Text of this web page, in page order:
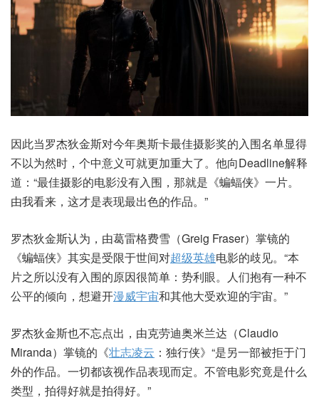
因此当罗杰狄金斯对今年奥斯卡最佳摄影奖的入围名单显得
不以为然时，个中意义可就更加重大了。他向Deadline解释
道：“最佳摄影的电影没有入围，那就是《蝙蝠侠》一片。
由我看来，这才是表现最出色的作品。”
罗杰狄金斯认为，由葛雷格费雪（Greig Fraser）掌镜的
《蝙蝠侠》其实是受限于世间对超级英雄电影的歧见。“本
片之所以没有入围的原因很简单：势利眼。人们抱有一种不
公平的倾向，想避开漫威宇宙和其他大受欢迎的宇宙。”
罗杰狄金斯也不忘点出，由克劳迪奥米兰达（Claudio
Miranda）掌镜的《壮志凌云 ：独行侠》“是另一部被拒于门
外的作品。一切都该视作品表现而定。不管电影究竟是什么
类型，拍得好就是拍得好。”